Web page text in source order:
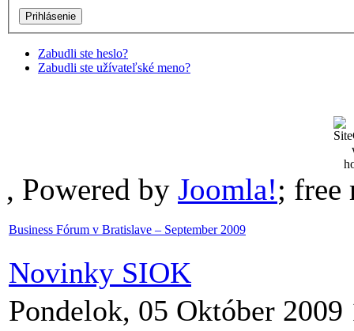
Zabudli ste heslo?
Zabudli ste užívateľské meno?
, Powered by Joomla!; free
Business Fórum v Bratislave – September 2009
Novinky SIOK
Pondelok, 05 Október 2009